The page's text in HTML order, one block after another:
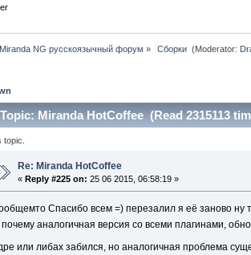
Miranda NG русскоязычный форум » Сборки (Moderator:
Topic: Miranda HotCoffee (Read 2315113
Re: Miranda HotCoffee
«Reply #225 on: 25 06 2015, 06:58:19 »
Спасибо всем =) перезалил я её заново ну
почему аналогичная версия со всеми плагинами,
или либах забился, но аналогичная проблема